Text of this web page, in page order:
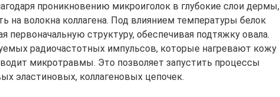
проникновению микроиголок в глубокие слои дермы,
на волокна коллагена. Под влиянием температуры белок
первоначальную структуру, обеспечивая подтяжку овала.
радиочастотных импульсов, которые нагревают кожу
микротравмы. Это позволяет запустить процессы
эластиновых, коллагеновых цепочек.